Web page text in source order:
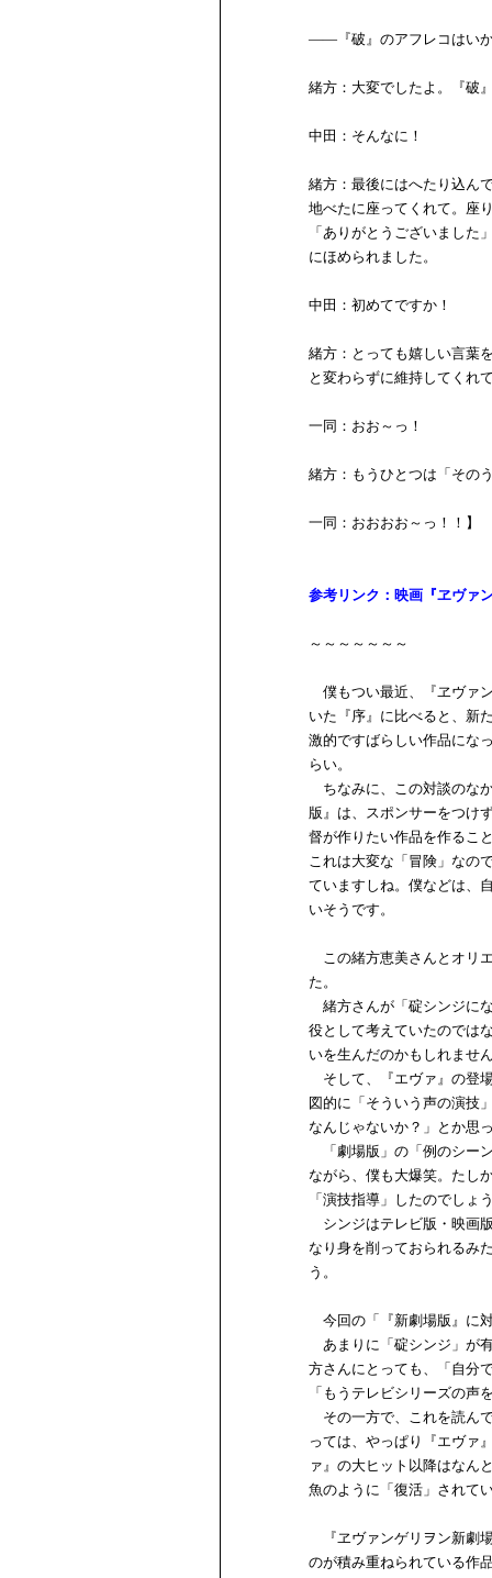
――『破』のアフレコはい
緒方：大変でしたよ。『破
中田：そんなに！
緒方：最後にはへたり込ん
地べたに座ってくれて。座
「ありがとうございまし
にほめられました。
中田：初めてですか！
緒方：とっても嬉しい言葉
と変わらずに維持してくれ
一同：おお～っ！
緒方：もうひとつは「その
一同：おおおお～っ！！】
参考リンク：映画『ヱヴァ
～～～～～～～
僕もつい最近、『ヱヴァ
いた『序』に比べると、新
激的ですばらしい作品にな
らい。
ちなみに、この対談のな
版』は、スポンサーをつけ
督が作りたい作品を作るこ
これは大変な「冒険」なの
ていますしね。僕などは、
いそうです。
この緒方恵美さんとオリ
た。
緒方さんが「碇シンジに
役として考えていたのでは
いを生んだのかもしれませ
そして、『エヴァ』の登
図的に「そういう声の演技
なんじゃないか？」とか思
「劇場版」の「例のシー
ながら、僕も大爆笑。たし
「演技指導」したのでしょ
シンジはテレビ版・映画
なり身を削っておられるみ
う。
今回の「『新劇場版』に
あまりに「碇シンジ」が
方さんにとっても、「自分
「もうテレビシリーズの声
その一方で、これを読ん
っては、やっぱり『エヴァ
ァ』の大ヒット以降はなん
魚のように「復活」されて
『ヱヴァンゲリヲン新劇
のが積み重ねられている作